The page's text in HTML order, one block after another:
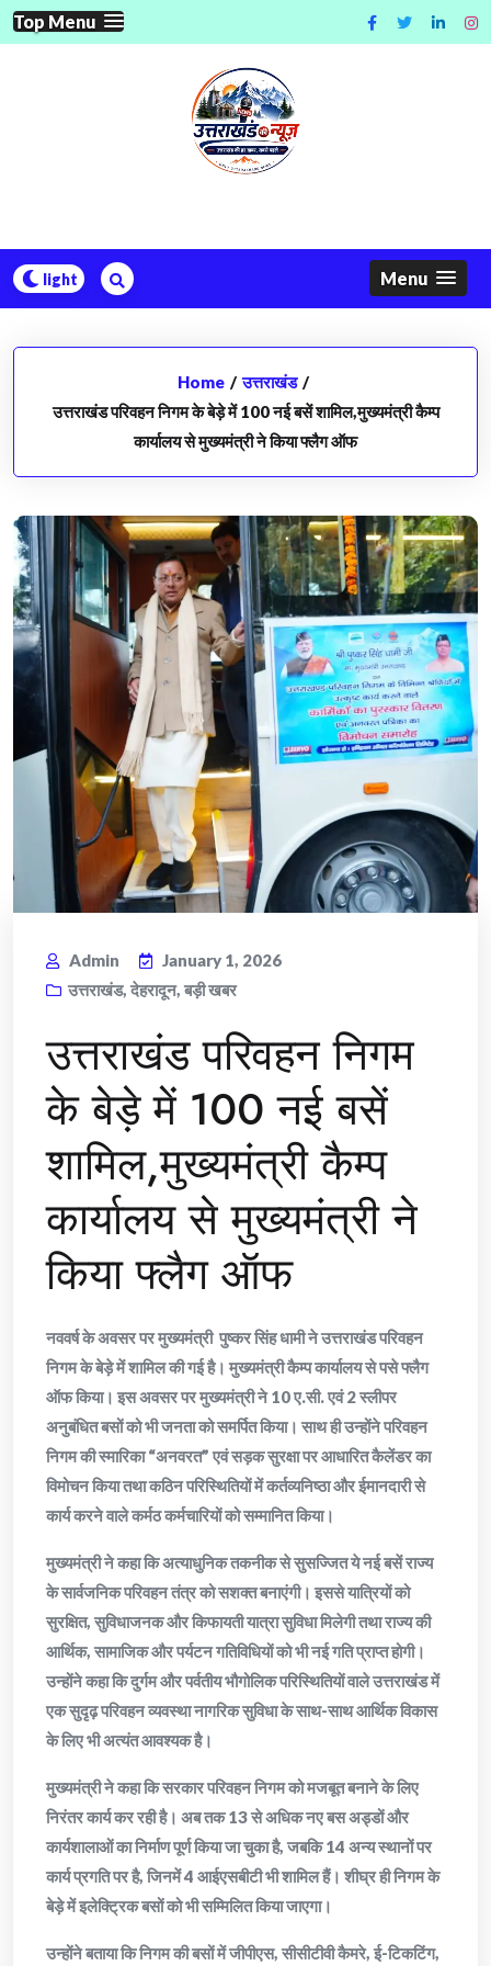
Skip
to
Top Menu
Menu
Home / उत्तराखंड /
उत्तराखंड परिवहन निगम के बेड़े में 100 नई बसें शामिल,मुख्यमंत्री कैम्प
कार्यालय से मुख्यमंत्री ने किया फ्लैग ऑफ
Admin
January 1, 2026
उत्तराखंड, देहरादून, बड़ी खबर
उत्तराखंड परिवहन निगम
के बेड़े में 100 नई बसें
शामिल,मुख्यमंत्री कैम्प
कार्यालय से मुख्यमंत्री ने
किया फ्लैग ऑफ
नववर्ष के अवसर पर मुख्यमंत्री पुष्कर सिंह धामी ने उत्तराखंड परिवहन
निगम के बेड़े में शामिल की गई है। मुख्यमंत्री कैम्प कार्यालय से पसे फ्लैग
ऑफ किया। इस अवसर पर मुख्यमंत्री ने 10 ए.सी. एवं 2 स्लीपर
अनुबंधित बसों को भी जनता को समर्पित किया। साथ ही उन्होंने परिवहन
निगम की स्मारिका “अनवरत” एवं सड़क सुरक्षा पर आधारित कैलेंडर का
विमोचन किया तथा कठिन परिस्थितियों में कर्तव्यनिष्ठा और ईमानदारी से
कार्य करने वाले कर्मठ कर्मचारियों को सम्मानित किया।
मुख्यमंत्री ने कहा कि अत्याधुनिक तकनीक से सुसज्जित ये नई बसें राज्य
के सार्वजनिक परिवहन तंत्र को सशक्त बनाएंगी। इससे यात्रियों को
सुरक्षित, सुविधाजनक और किफायती यात्रा सुविधा मिलेगी तथा राज्य की
आर्थिक, सामाजिक और पर्यटन गतिविधियों को भी नई गति प्राप्त होगी।
उन्होंने कहा कि दुर्गम और पर्वतीय भौगोलिक परिस्थितियों वाले उत्तराखंड में
एक सुदृढ़ परिवहन व्यवस्था नागरिक सुविधा के साथ-साथ आर्थिक विकास
के लिए भी अत्यंत आवश्यक है।
मुख्यमंत्री ने कहा कि सरकार परिवहन निगम को मजबूत बनाने के लिए
निरंतर कार्य कर रही है। अब तक 13 से अधिक नए बस अड्डों और
कार्यशालाओं का निर्माण पूर्ण किया जा चुका है, जबकि 14 अन्य स्थानों पर
कार्य प्रगति पर है, जिनमें 4 आईएसबीटी भी शामिल हैं। शीघ्र ही निगम के
बेड़े में इलेक्ट्रिक बसों को भी सम्मिलित किया जाएगा।
उन्होंने बताया कि निगम की बसों में जीपीएस, सीसीटीवी कैमरे, ई-टिकटिंग,